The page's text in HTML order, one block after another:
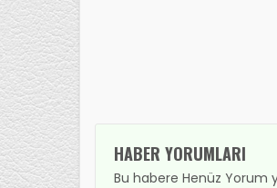
HABER YORUMLARI
Bu habere Henüz Yorum